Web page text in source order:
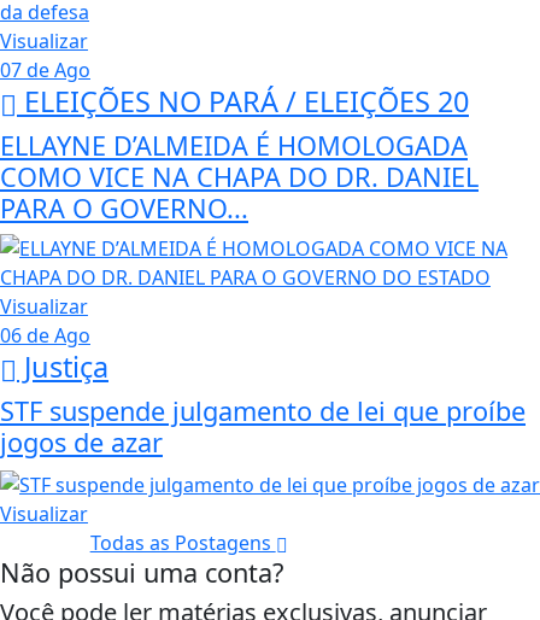
Visualizar
07 de Ago
ELEIÇÕES NO PARÁ / ELEIÇÕES 20
ELLAYNE D’ALMEIDA É HOMOLOGADA
COMO VICE NA CHAPA DO DR. DANIEL
PARA O GOVERNO...
Visualizar
06 de Ago
Justiça
STF suspende julgamento de lei que proíbe
jogos de azar
Visualizar
Todas as Postagens
Não possui uma conta?
Você pode ler matérias exclusivas, anunciar